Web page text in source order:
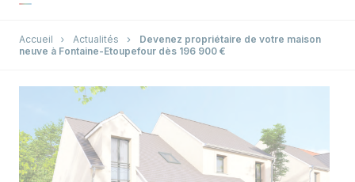
Accueil Actualités
Devenez propriétaire de votre maison
neuve à Fontaine-Etoupefour dès 196 900 €